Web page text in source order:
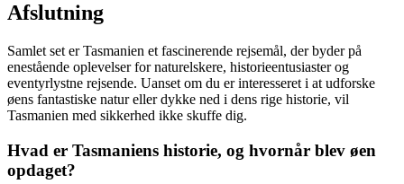
Afslutning
Samlet set er Tasmanien et fascinerende rejsemål, der byder på
enestående oplevelser for naturelskere, historieentusiaster og
eventyrlystne rejsende. Uanset om du er interesseret i at udforske
øens fantastiske natur eller dykke ned i dens rige historie, vil
Tasmanien med sikkerhed ikke skuffe dig.
Hvad er Tasmaniens historie, og hvornår blev øen
opdaget?